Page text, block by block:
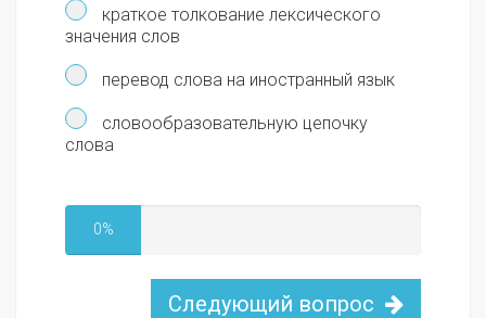
краткое толкование лексического
значения слов
перевод слова на иностранный язык
словообразовательную цепочку
слова
0%
Следующий вопрос